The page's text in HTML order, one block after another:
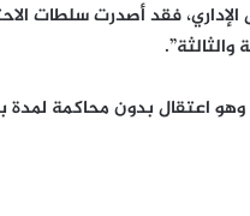
وهو اعتقال بدون محاكمة